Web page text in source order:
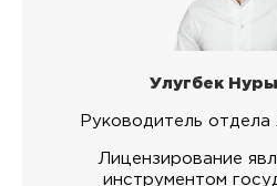
Улугбек
Руководитель отдела
Лицензирование
инструментом